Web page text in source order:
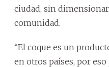
ciudad, sin dimensionar
comunidad.
“El coque es un
en otros países, por